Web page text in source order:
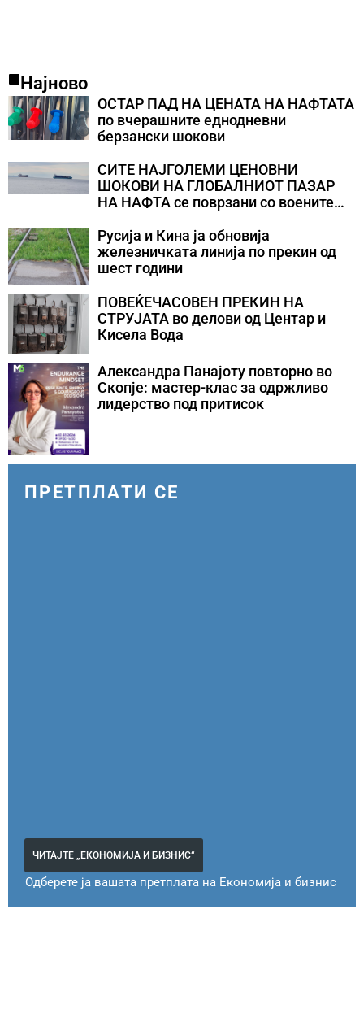
Најново
ОСТАР ПАД НА ЦЕНАТА НА НАФТАТА
по вчерашните еднодневни
берзански шокови
СИТЕ НАЈГОЛЕМИ ЦЕНОВНИ
ШОКОВИ НА ГЛОБАЛНИОТ ПАЗАР
НА НАФТА се поврзани со воените
Русија и Кина ја обновија
железничката линија по прекин од
шест години
ПОВЕЌЕЧАСОВЕН ПРЕКИН НА
СТРУЈАТА во делови од Центар и
Кисела Вода
Александра Панајоту повторно во
Скопје: мастер-клас за одржливо
лидерство под притисок
ПРЕТПЛАТИ СЕ
ЧИТАЈТЕ „ЕКОНОМИЈА И БИЗНИС“
Одберете ја вашата претплата на Економија и бизнис